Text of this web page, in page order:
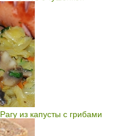
Рагу из капусты с грибами